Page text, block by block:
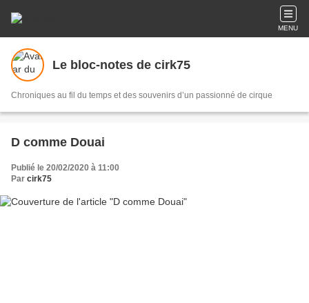
MENU
Le bloc-notes de cirk75
Chroniques au fil du temps et des souvenirs d’un passionné de cirque
D comme Douai
Publié le 20/02/2020 à 11:00
Par cirk75